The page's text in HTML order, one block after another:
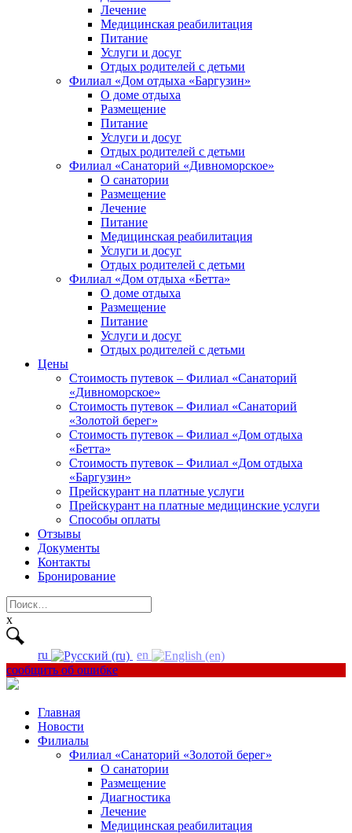
Лечение
Медицинская реабилитация
Питание
Услуги и досуг
Отдых родителей с детьми
Филиал «Дом отдыха «Баргузин»
О доме отдыха
Размещение
Питание
Услуги и досуг
Отдых родителей с детьми
Филиал «Санаторий «Дивноморское»
О санатории
Размещение
Лечение
Питание
Медицинская реабилитация
Услуги и досуг
Отдых родителей с детьми
Филиал «Дом отдыха «Бетта»
О доме отдыха
Размещение
Питание
Услуги и досуг
Отдых родителей с детьми
Цены
Стоимость путевок – Филиал «Санаторий
«Дивноморское»
Стоимость путевок – Филиал «Санаторий
«Золотой берег»
Стоимость путевок – Филиал «Дом отдыха
«Бетта»
Стоимость путевок – Филиал «Дом отдыха
«Баргузин»
Прейскурант на платные услуги
Прейскурант на платные медицинские услуги
Способы оплаты
Отзывы
Документы
Контакты
Бронирование
Найти:
x
ru
en
сообщить об ошибке
Главная
Новости
Филиалы
Филиал «Санаторий «Золотой берег»
О санатории
Размещение
Диагностика
Лечение
Медицинская реабилитация